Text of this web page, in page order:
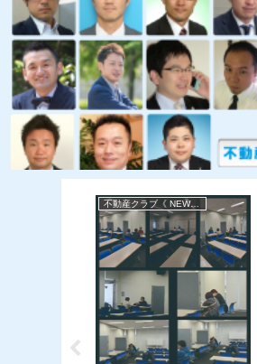
不動産クラブ《 NEWS 》